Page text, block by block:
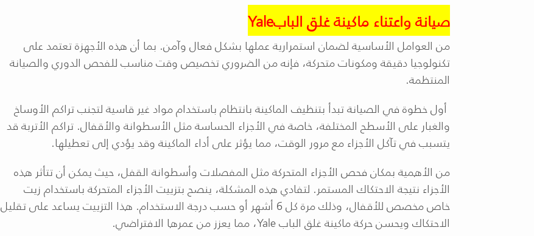
صيانة واعتناء ماكينة غلق البابYale
من العوامل الأساسية لضمان استمرارية عملها بشكل فعال وآمن. بما أن هذه الأجهزة تعتمد على
تكنولوجيا دقيقة ومكونات متحركة، فإنه من الضروري تخصيص وقت مناسب للفحص الدوري والصيانة
المنتظمة.
أول خطوة في الصيانة تبدأ بتنظيف الماكينة بانتظام باستخدام مواد غير قاسية لتجنب تراكم الأوساخ
والغبار على الأسطح المختلفة، خاصة في الأجزاء الحساسة مثل الأسطوانة والأقفال. تراكم الأتربة قد
يتسبب في تآكل الأجزاء مع مرور الوقت، مما يؤثر على أداء الماكينة وقد يؤدي إلى تعطيلها.
من الأهمية بمكان فحص الأجزاء المتحركة مثل المفصلات وأسطوانة القفل، حيث يمكن أن تتأثر هذه
الأجزاء نتيجة الاحتكاك المستمر. لتفادي هذه المشكلة، ينصح بتزييت الأجزاء المتحركة باستخدام زيت
خاص مخصص للأقفال، وذلك مرة كل 6 أشهر أو حسب درجة الاستخدام. هذا التزييت يساعد على تقليل
الاحتكاك ويحسن حركة ماكينة غلق البابYale، مما يعزز من عمرها الافتراضي.